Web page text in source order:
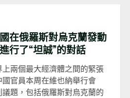
在俄羅斯對烏克蘭發動
行了“坦誠”的對話
兩個最大經濟體之間的緊張
官員本周在維也納舉行會
題，包括俄羅斯對烏克蘭的